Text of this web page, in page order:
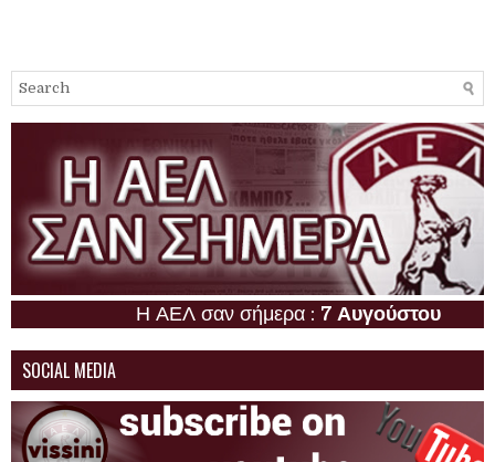
Η ΑΕΛ σαν σήμερα :7 Αυγούστου
SOCIAL MEDIA